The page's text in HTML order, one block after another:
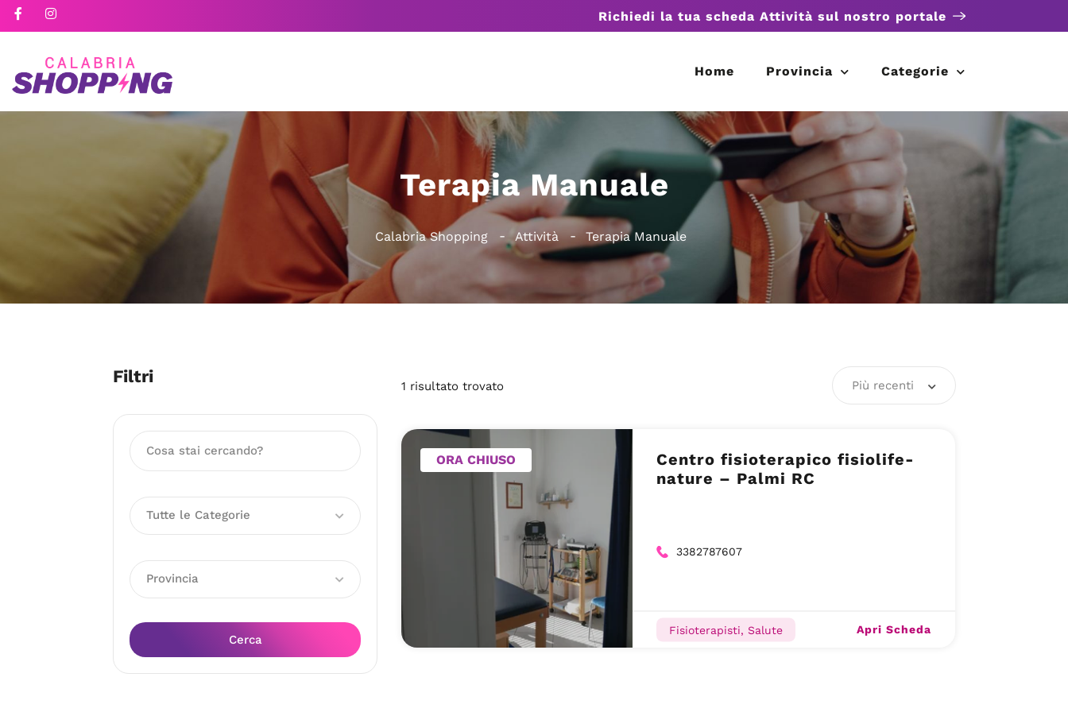
Richiedi la tua scheda Attività sul nostro portale
Home Provincia Categorie
Terapia Manuale
Calabria Shopping Attività Terapia Manuale
Filtri
Tutte le Categorie
Provincia
Cerca
1 risultato trovato Più recenti
ORA CHIUSO
Centro fisioterapico fisiolife-
nature – Palmi RC
3382787607
Fisioterapisti, Salute Apri Scheda